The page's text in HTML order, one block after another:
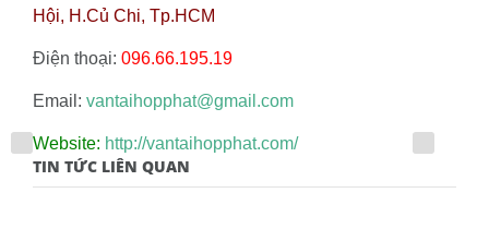
Hội, H.Củ Chi, Tp.HCM
Điện thoại: 096.66.195.19
Email: vantaihopphat@gmail.com
Website: http://vantaihopphat.com/
TIN TỨC LIÊN QUAN